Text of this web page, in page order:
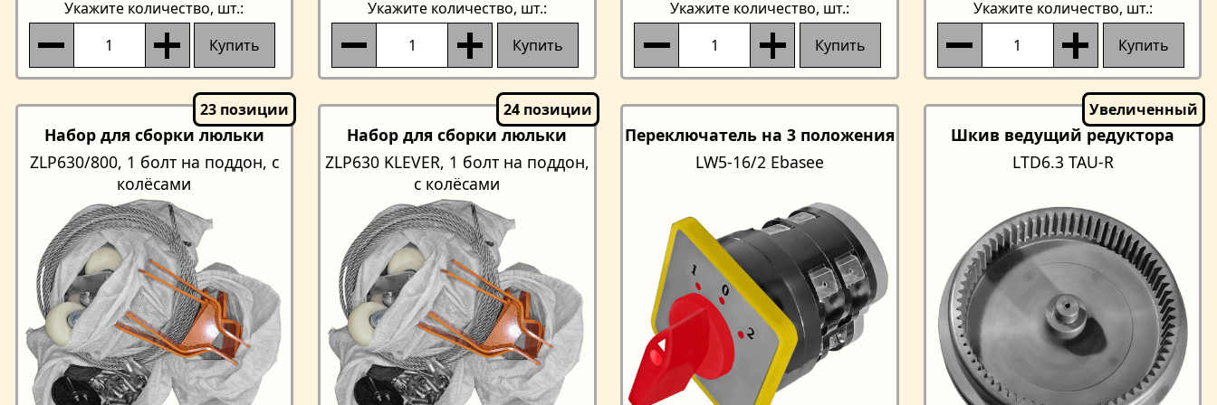
Укажите количество, шт.:
Купить
Укажите количество, шт.:
Купить
Укажите количество, шт.:
Купить
Укажите количество, шт.:
Купить
Набор для сборки люльки
ZLP630/800, 1 болт на поддон, с
колёсами
Набор для сборки люльки
ZLP630 KLEVER, 1 болт на поддон,
с колёсами
Переключатель на 3 положения
LW5-16/2 Ebasee
Шкив ведущий редуктора
LTD6.3 TAU-R